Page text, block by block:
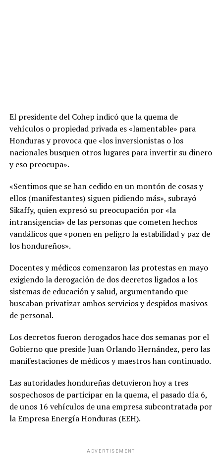
El presidente del Cohep indicó que la quema de
vehículos o propiedad privada es «lamentable» para
Honduras y provoca que «los inversionistas o los
nacionales busquen otros lugares para invertir su dinero
y eso preocupa».
«Sentimos que se han cedido en un montón de cosas y
ellos (manifestantes) siguen pidiendo más», subrayó
Sikaffy, quien expresó su preocupación por «la
intransigencia» de las personas que cometen hechos
vandálicos que «ponen en peligro la estabilidad y paz de
los hondureños».
Docentes y médicos comenzaron las protestas en mayo
exigiendo la derogación de dos decretos ligados a los
sistemas de educación y salud, argumentando que
buscaban privatizar ambos servicios y despidos masivos
de personal.
Los decretos fueron derogados hace dos semanas por el
Gobierno que preside Juan Orlando Hernández, pero las
manifestaciones de médicos y maestros han continuado.
Las autoridades hondureñas detuvieron hoy a tres
sospechosos de participar en la quema, el pasado día 6,
de unos 16 vehículos de una empresa subcontratada por
la Empresa Energía Honduras (EEH).
ADVERTISEMENT